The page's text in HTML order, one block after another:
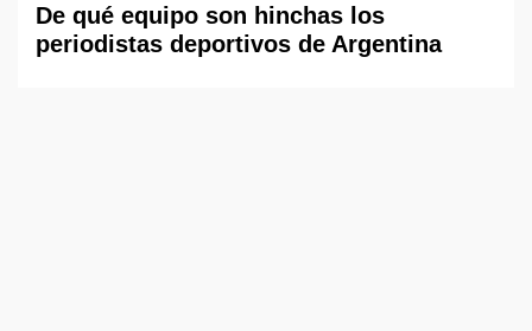
De qué equipo son hinchas los
periodistas deportivos de Argentina